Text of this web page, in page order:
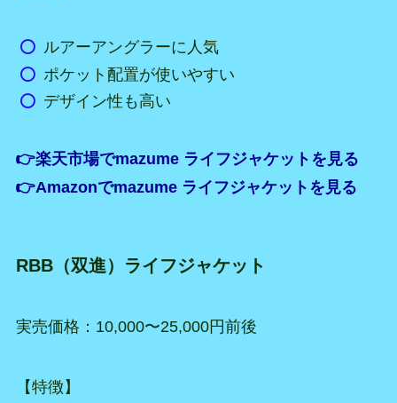
ルアーアングラーに人気
ポケット配置が使いやすい
デザイン性も高い
👉楽天市場でmazume ライフジャケットを見る
👉Amazonでmazume ライフジャケットを見る
RBB（双進）ライフジャケット
実売価格：10,000〜25,000円前後
【特徴】